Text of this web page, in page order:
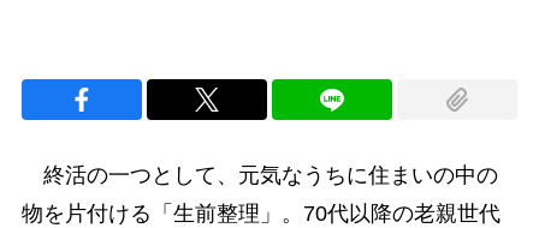
終活の一つとして、元気なうちに住まいの中の
物を片付ける「生前整理」。70代以降の老親世代